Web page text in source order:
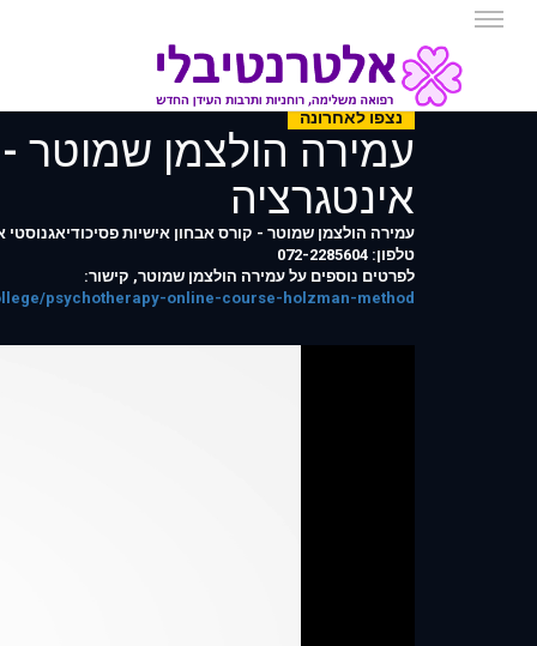
נצפו לאחרונה
עמירה הולצמן שמוטר
אינטגרציה
עמירה הולצמן שמוטר - קורס אבחון אישיות פסיכודיאגנוסטי
טלפון: 072-2285604
לפרטים נוספים על עמירה הולצמן שמוטר, קישור:
psychotherapy-online-course-holzman-method/